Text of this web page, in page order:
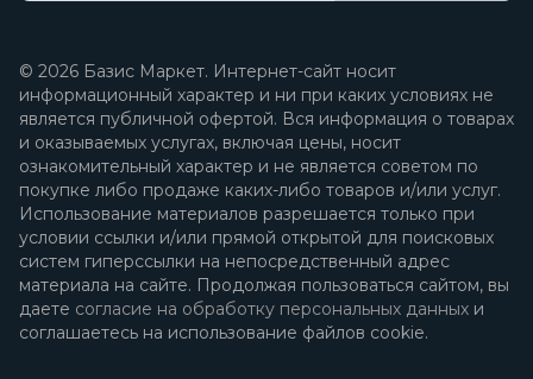
© 2026 Базис Маркет. Интернет-сайт носит
информационный характер и ни при каких условиях не
является публичной офертой. Вся информация о товарах
и оказываемых услугах, включая цены, носит
ознакомительный характер и не является советом по
покупке либо продаже каких-либо товаров и/или услуг.
Использование материалов разрешается только при
условии ссылки и/или прямой открытой для поисковых
систем гиперссылки на непосредственный адрес
материала на сайте. Продолжая пользоваться сайтом, вы
даете согласие на обработку персональных данных и
соглашаетесь на использование файлов cookie.